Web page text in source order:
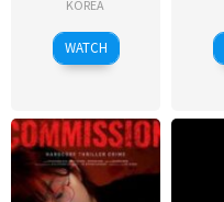
KOREA
WATCH